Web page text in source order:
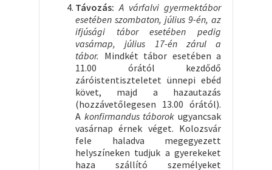
Távozás: A várfalvi gyermektábor
esetében szombaton, július 9-én, az
ifjúsági tábor esetében pedig
vasárnap, július 17-én zárul a
tábor. Mindkét tábor esetében a
11.00 órától kezdődő
záróistentiszteletet ünnepi ebéd
követ, majd a hazautazás
(hozzávetőlegesen 13.00 órától).
A konfirmandus táborok ugyancsak
vasárnap érnek véget. Kolozsvár
fele haladva megegyezett
helyszíneken tudjuk a gyerekeket
haza szállító személyeket